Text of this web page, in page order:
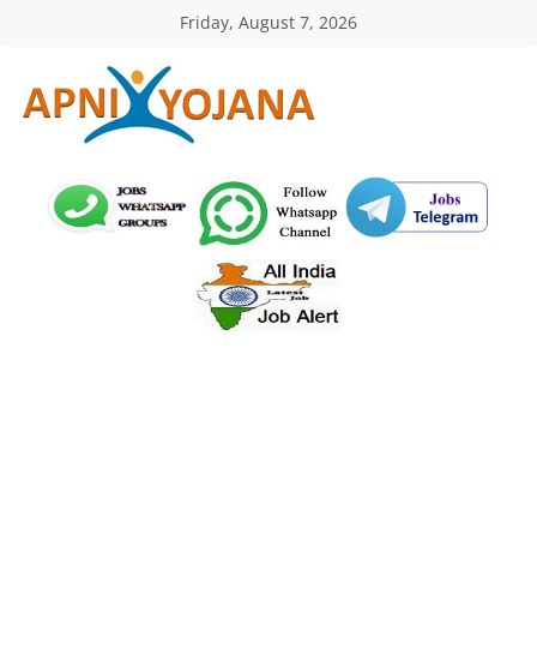
Friday, August 7, 2026
ApniYojana.com
सरकारी
योजनाएँ,